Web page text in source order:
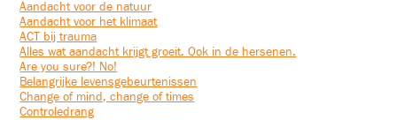
Aandacht voor de natuur
Aandacht voor het klimaat
ACT bij trauma
Alles wat aandacht krijgt groeit. Ook in de hersenen.
Are you sure?! No!
Belangrijke levensgebeurtenissen
Change of mind, change of times
Controledrang